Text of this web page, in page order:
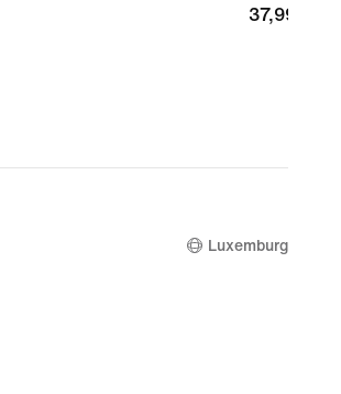
37,99 €
37,99 €
Luxemburg